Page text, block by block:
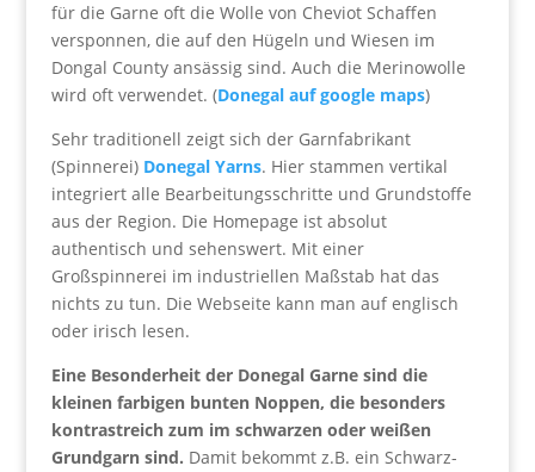
für die Garne oft die Wolle von Cheviot Schaffen
versponnen, die auf den Hügeln und Wiesen im
Dongal County ansässig sind. Auch die Merinowolle
wird oft verwendet. (Donegal auf google maps)
Sehr traditionell zeigt sich der Garnfabrikant
(Spinnerei) Donegal Yarns. Hier stammen vertikal
integriert alle Bearbeitungsschritte und Grundstoffe
aus der Region. Die Homepage ist absolut
authentisch und sehenswert. Mit einer
Großspinnerei im industriellen Maßstab hat das
nichts zu tun. Die Webseite kann man auf englisch
oder irisch lesen.
Eine Besonderheit der Donegal Garne sind die
kleinen farbigen bunten Noppen, die besonders
kontrastreich zum im schwarzen oder weißen
Grundgarn sind. Damit bekommt z.B. ein Schwarz-